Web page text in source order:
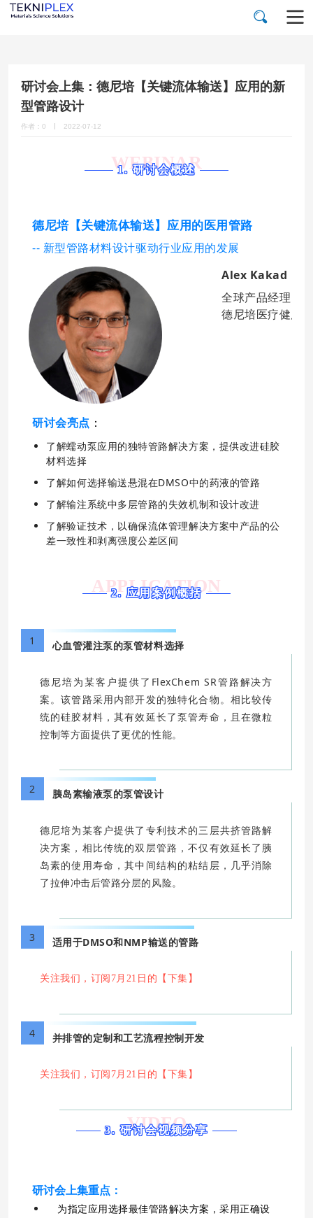
研讨会上集：德尼培【关键流体输送】应用的新
型管路设计
作者：0 2022-07-12
WEBINAR
1. 研讨会概述
德尼培【关键流体输送】应用的医用管路
-- 新型管路材料设计驱动行业应用的发展
Alex Kakad
全球产品经理
德尼培医疗健康
研讨会亮点 ：
了解蠕动泵应用的独特管路解决方案，提供改进硅胶
材料选择
了解如何选择输送悬混在DMSO中的药液的管路
了解输注系统中多层管路的失效机制和设计改进
了解验证技术，以确保流体管理解决方案中产品的公
差一致性和剥离强度公差区间
APPLICATION
2. 应用案例概括
1 心血管灌注泵的泵管材料选择
德尼培为某客户提供了FlexChem SR管路解决方
案。该管路采用内部开发的独特化合物。相比较传
统的硅胶材料，其有效延长了泵管寿命，且在微粒
控制等方面提供了更优的性能。
2 胰岛素输液泵的泵管设计
德尼培为某客户提供了专利技术的三层共挤管路解
决方案，相比传统的双层管路，不仅有效延长了胰
岛素的使用寿命，其中间结构的粘结层，几乎消除
了拉伸冲击后管路分层的风险。
3 适用于DMSO和NMP输送的管路
关注我们，订阅7月21日的【下集】
4 并排管的定制和工艺流程控制开发
关注我们，订阅7月21日的【下集】
VIDEO
3. 研讨会视频分享
研讨会上集重点：
为指定应用选择最佳管路解决方案，采用正确设